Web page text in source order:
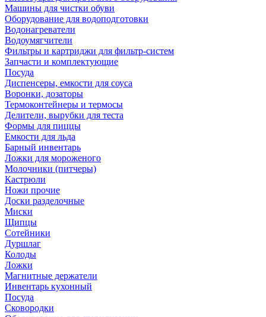
Машины для чистки обуви
Оборудование для водоподготовки
Водонагреватели
Водоумягчители
Фильтры и картриджи для фильтр-систем
Запчасти и комплектующие
Посуда
Диспенсеры, емкости для соуса
Воронки, дозаторы
Термоконтейнеры и термосы
Делители, вырубки для теста
Формы для пиццы
Емкости для льда
Барный инвентарь
Ложки для мороженого
Молочники (питчеры)
Кастрюли
Ножи прочие
Доски разделочные
Миски
Щипцы
Сотейники
Дуршлаг
Колоды
Ложки
Магнитные держатели
Инвентарь кухонный
Посуда
Сковородки